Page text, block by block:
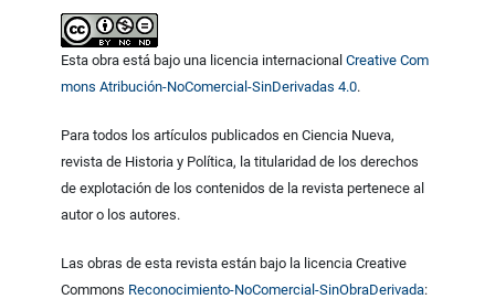
Esta obra está bajo una licencia internacionalCreative Com
mons Atribución-NoComercial-SinDerivadas 4.0.
Para todos los artículos publicados en Ciencia Nueva,
revista de Historia y Política, la titularidad de los derechos
de explotación de los contenidos de la revista pertenece al
autor o los autores.
Las obras de esta revista están bajo la licencia Creative
Commons Reconocimiento-NoComercial-SinObraDerivada: